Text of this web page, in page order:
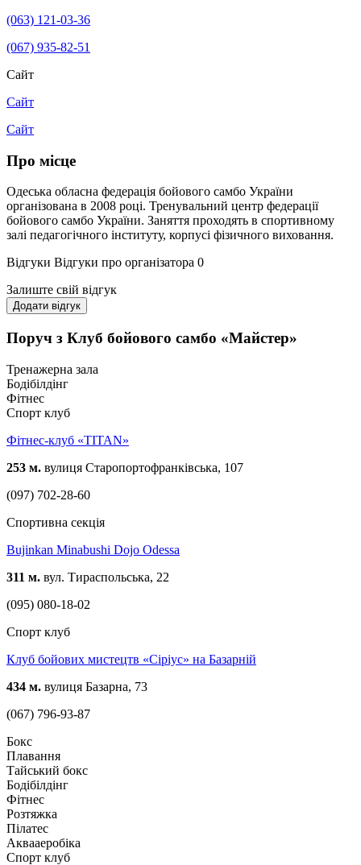
(063) 121-03-36
(067) 935-82-51
Сайт
Сайт
Сайт
Про місце
Одеська обласна федерація бойового самбо України
організована в 2008 році. Тренувальний центр федерації
бойового самбо України. Заняття проходять в спортивному
залі педагогічного інституту, корпусі фізичного виховання.
Відгуки Відгуки про організатора 0
Залиште свій відгук
Додати відгук
Поруч з Клуб бойового самбо «Майстер»
Тренажерна зала
Бодібілдінг
Фітнес
Спорт клуб
Фітнес-клуб «TITAN»
253 м. вулиця Старопортофранківська, 107
(097) 702-28-60
Спортивна секція
Bujinkan Minabushi Dojo Odessa
311 м. вул. Тираспольська, 22
(095) 080-18-02
Спорт клуб
Клуб бойових мистецтв «Сіріус» на Базарній
434 м. вулиця Базарна, 73
(067) 796-93-87
Бокс
Плавання
Тайський бокс
Бодібілдінг
Фітнес
Розтяжка
Пілатес
Аквааеробіка
Спорт клуб